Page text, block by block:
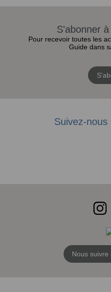
S'abonner
Pour recevoir toutes les
Guide dans
Suivez-
Nous suivre